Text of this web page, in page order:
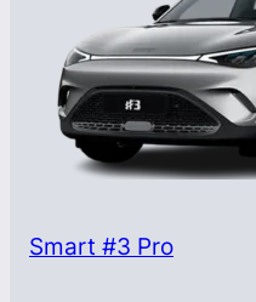
Smart #3 Pro